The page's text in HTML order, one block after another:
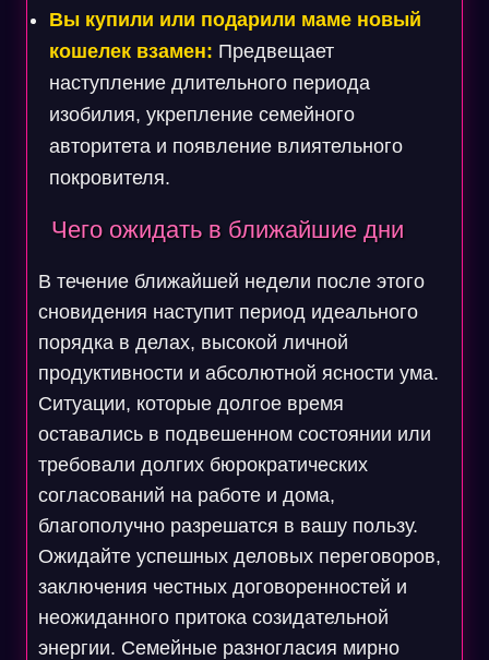
Вы купили или подарили маме новый
кошелек взамен: Предвещает
наступление длительного периода
изобилия, укрепление семейного
авторитета и появление влиятельного
покровителя.
Чего ожидать в ближайшие дни
В течение ближайшей недели после этого
сновидения наступит период идеального
порядка в делах, высокой личной
продуктивности и абсолютной ясности ума.
Ситуации, которые долгое время
оставались в подвешенном состоянии или
требовали долгих бюрократических
согласований на работе и дома,
благополучно разрешатся в вашу пользу.
Ожидайте успешных деловых переговоров,
заключения честных договоренностей и
неожиданного притока созидательной
энергии. Семейные разногласия мирно